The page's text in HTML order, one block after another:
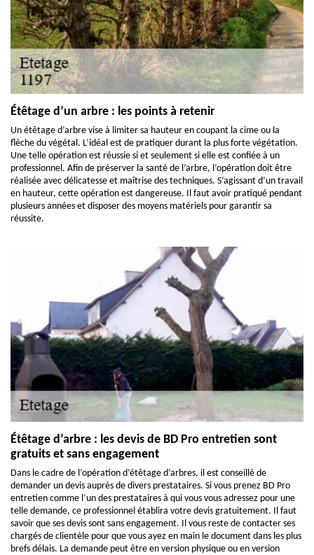
Étêtage d’un arbre : les points à retenir
Un étêtage d’arbre vise à limiter sa hauteur en coupant la cime ou la
flèche du végétal. L’idéal est de pratiquer durant la plus forte végétation.
Une telle opération est réussie si et seulement si elle est confiée à un
professionnel. Afin de préserver la santé de l’arbre, l’opération doit être
réalisée avec délicatesse et maîtrise des techniques. S’agissant d’un travail
en hauteur, cette opération est dangereuse. Il faut avoir pratiqué pendant
plusieurs années et disposer des moyens matériels pour garantir sa
réussite.
Étêtage d’arbre : les devis de BD Pro entretien sont
gratuits et sans engagement
Dans le cadre de l’opération d’étêtage d’arbres, il est conseillé de
demander un devis auprès de divers prestataires. Si vous prenez BD Pro
entretien comme l’un des prestataires à qui vous vous adressez pour une
telle demande, ce professionnel établira votre devis gratuitement. Il faut
savoir que ses devis sont sans engagement. Il vous reste de contacter ses
chargés de clientèle pour que vous ayez en main le document dans les plus
brefs délais. La demande peut être en version physique ou en version